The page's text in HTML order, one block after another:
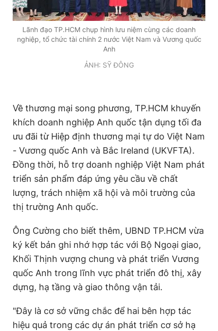
Lãnh đạo TP.HCM chụp hình lưu niệm cùng các doanh
nghiệp, tổ chức tài chính 2 nước Việt Nam và Vương quốc
Anh
ẢNH: SỸ ĐÔNG
Về thương mại song phương, TP.HCM khuyến
khích doanh nghiệp Anh quốc tận dụng tối đa
ưu đãi từ Hiệp định thương mại tự do Việt Nam
- Vương quốc Anh và Bắc Ireland (UKVFTA).
Đồng thời, hỗ trợ doanh nghiệp Việt Nam phát
triển sản phẩm đáp ứng yêu cầu về chất
lượng, trách nhiệm xã hội và môi trường của
thị trường Anh quốc.
Ông Cường cho biết thêm, UBND TP.HCM vừa
ký kết bản ghi nhớ hợp tác với Bộ Ngoại giao,
Khối Thịnh vượng chung và phát triển Vương
quốc Anh trong lĩnh vực phát triển đô thị, xây
dựng, hạ tầng và giao thông vận tải.
"Đây là cơ sở vững chắc để hai bên hợp tác
hiệu quả trong các dự án phát triển cơ sở hạ